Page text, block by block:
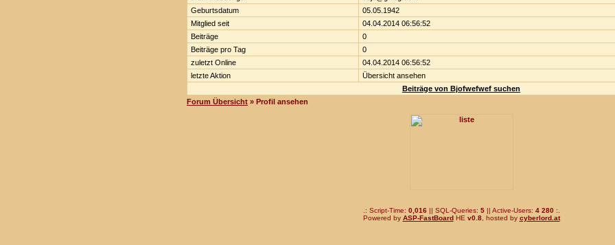
Geburtsdatum
05.05.1942
Mitglied seit
04.04.2014 06:56:52
Beiträge
0
Beiträge pro Tag
0
zuletzt Online
04.04.2014 06:56:52
letzte Aktion
Übersicht ansehen
Beiträge von Bjofwefwef suchen
Forum Übersicht » Profil ansehen
.: Script-Time: 0,016|| SQL-Queries: 5|| Active-Users: 4 280:.
Powered by ASP-FastBoardHE v0.8, hosted by cyberlord.at